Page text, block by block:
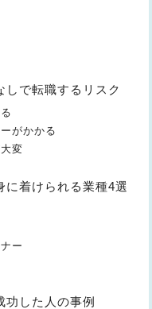
しで転職するリスク
がかかる
変
に着けられる業種4選
ー
功した人の事例